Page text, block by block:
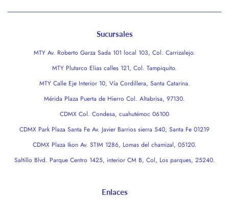
Sucursales
MTY Av. Roberto Garza Sada 101 local 103, Col. Carrizalejo.
MTY Plutarco Elias calles 121, Col. Tampiquito.
MTY Calle Eje Interior 10, Vía Cordillera, Santa Catarina.
Mérida Plaza Puerta de Hierro Col. Altabrisa, 97130.
CDMX Col. Condesa, cuahutémoc 06100
CDMX Park Plaza Santa Fe Av. Javier Barrios sierra 540, Santa Fe 01219
CDMX Plaza Ikon Av. STIM 1286, Lomas del chamizal, 05120.
Saltillo Blvd. Parque Centro 1425, interior CM B, Col, Los parques, 25240.
Enlaces